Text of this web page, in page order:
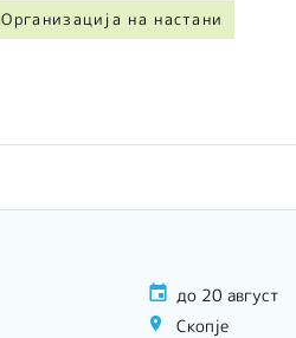
Организација на настани
до 20 август
Скопје